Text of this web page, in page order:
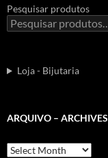
Pesquisar produtos
Loja - Bijutaria
ARQUIVO – ARCHIVES
Arquivo